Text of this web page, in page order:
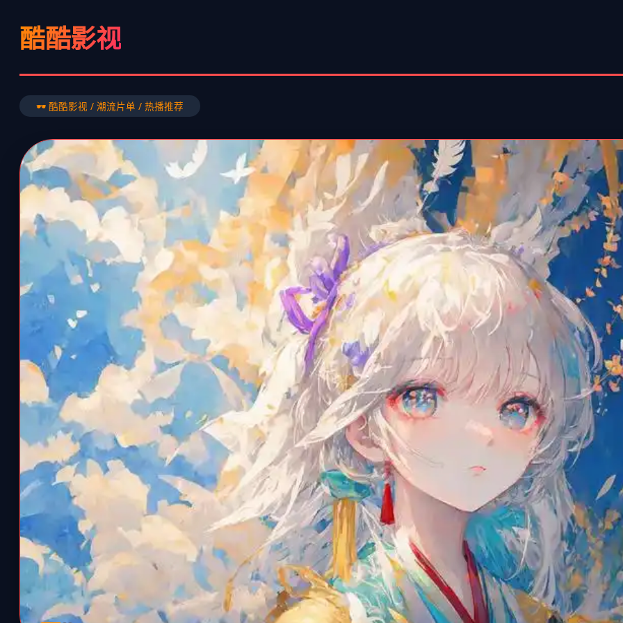
酷酷影视
🕶️ 酷酷影视 / 潮流片单 / 热播推荐